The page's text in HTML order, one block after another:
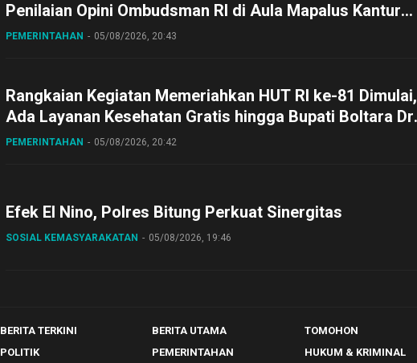
Penilaian Opini Ombudsman RI di Aula Mapalus Kantur
Gubernur Sulut
PEMERINTAHAN 05/08/2026, 20:43
Rangkaian Kegiatan Memeriahkan HUT RI ke-81 Dimulai,
Ada Layanan Kesehatan Gratis hingga Bupati Boltara Dr
Sirajudin Lasena Ikut Jalan Sehat Bersama Jajaran
PEMERINTAHAN 05/08/2026, 20:42
Efek El Nino, Polres Bitung Perkuat Sinergitas
SOSIAL KEMASYARAKATAN 05/08/2026, 19:46
BERITA TERKINI BERITA UTAMA
TOMOHON
POLITIK PEMERINTAHAN HUKUM & KRIMINAL